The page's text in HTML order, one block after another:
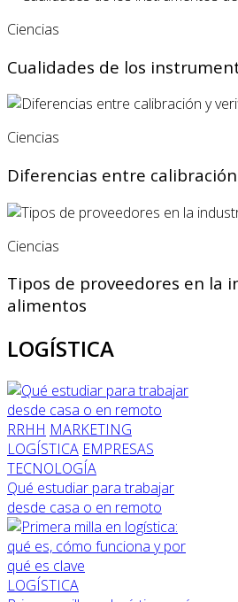
Ciencias
Cualidades de los
Ciencias
Diferencias entre
Ciencias
Tipos de proveedores en la
alimentos
LOGÍSTICA
RRHH MARKETING
LOGÍSTICA EMPRESAS
TECNOLOGÍA
Qué estudiar para trabajar
desde casa o en remoto
LOGÍSTICA